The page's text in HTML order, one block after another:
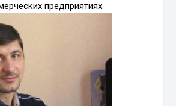
предприятиях.